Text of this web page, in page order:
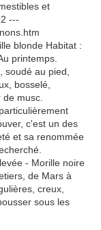
et
---
blonde Habitat :
printemps.
au pied,
bosselé,
musc.
c'est un des
et sa renommée
- Morille noire
de Mars à
creux,
sous les